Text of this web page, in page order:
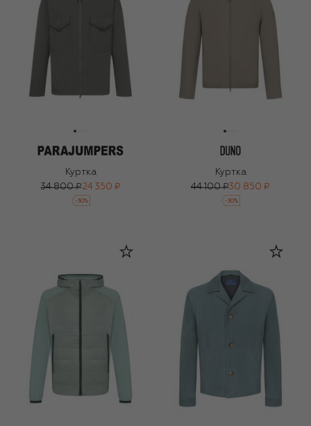
Куртка
34 800 ₽24 350 ₽
-30%
Куртка
44 100 ₽30 850 ₽
-30%